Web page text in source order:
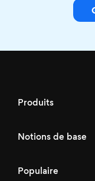
Produits
Notions de base
Populaire